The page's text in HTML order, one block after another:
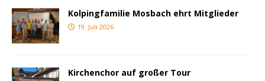
Kolpingfamilie Mosbach ehrt Mitglieder
19. Juli 2026
Kirchenchor auf großer Tour